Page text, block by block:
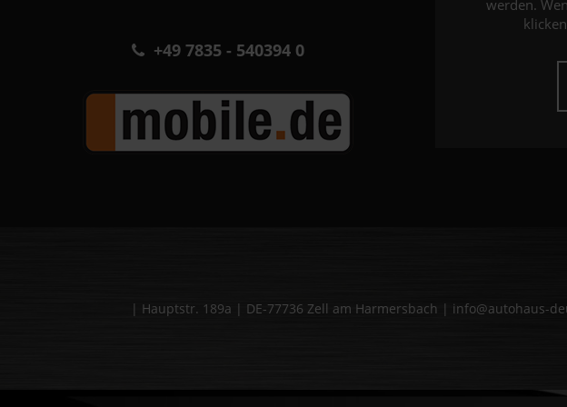
+49 7835 - 540394 0
werden.
| Hauptstr. 189a | DE-77736 Zell am Harmersbach | info@autohaus-